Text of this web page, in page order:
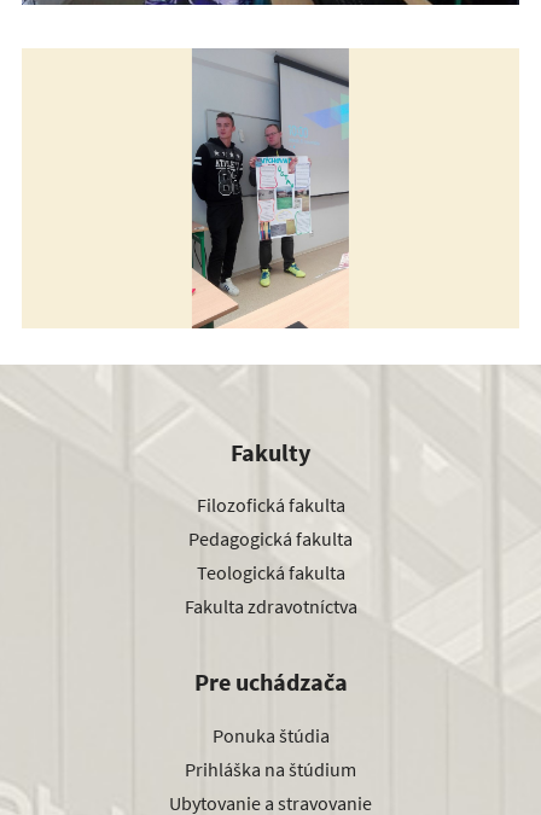
Fakulty
Filozofická fakulta
Pedagogická fakulta
Teologická fakulta
Fakulta zdravotníctva
Pre uchádzača
Ponuka štúdia
Prihláška na štúdium
Ubytovanie a stravovanie